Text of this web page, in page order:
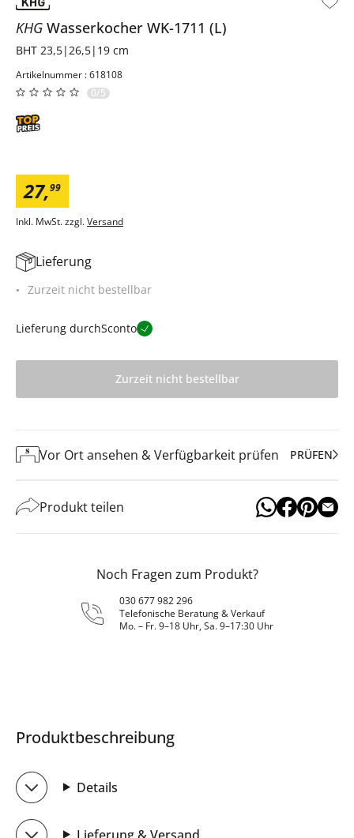
KHG Wasserkocher WK-1711 (L)
BHT 23,5|26,5|19 cm
Artikelnummer : 618108
0/5
27,99
Inkl. MwSt. zzgl.Versand
Lieferung
Zurzeit nicht bestellbar
Lieferung durchSconto
Zurzeit nicht bestellbar
Vor Ort ansehen & Verfügbarkeit prüfen PRÜFEN
Produkt teilen
Noch Fragen zum Produkt?
030 677 982 296
Telefonische Beratung & Verkauf
Mo. – Fr. 9–18 Uhr, Sa. 9–17:30 Uhr
Produktbeschreibung
Details
Lieferung & Versand